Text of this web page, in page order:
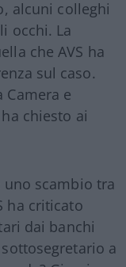
alcuni colleghi
occhi. La
che AVS ha
sul caso.
Camera e
chiesto ai
scambio tra
ha criticato
dai banchi
a